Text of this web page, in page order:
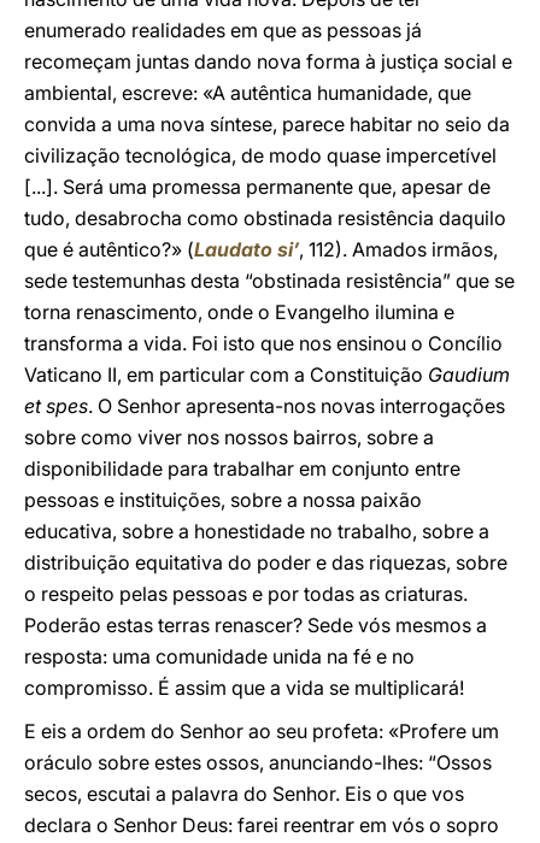
enumerado realidades em que as pessoas já
recomeçam juntas dando nova forma à justiça social e
ambiental, escreve: «A autêntica humanidade, que
convida a uma nova síntese, parece habitar no seio da
civilização tecnológica, de modo quase impercetível
[...]. Será uma promessa permanente que, apesar de
tudo, desabrocha como obstinada resistência daquilo
que é autêntico?» (Laudato si’, 112). Amados irmãos,
sede testemunhas desta “obstinada resistência” que se
torna renascimento, onde o Evangelho ilumina e
transforma a vida. Foi isto que nos ensinou o Concílio
Vaticano II, em particular com a Constituição Gaudium
et spes. O Senhor apresenta-nos novas interrogações
sobre como viver nos nossos bairros, sobre a
disponibilidade para trabalhar em conjunto entre
pessoas e instituições, sobre a nossa paixão
educativa, sobre a honestidade no trabalho, sobre a
distribuição equitativa do poder e das riquezas, sobre
o respeito pelas pessoas e por todas as criaturas.
Poderão estas terras renascer? Sede vós mesmos a
resposta: uma comunidade unida na fé e no
compromisso. É assim que a vida se multiplicará!
E eis a ordem do Senhor ao seu profeta: «Profere um
oráculo sobre estes ossos, anunciando-lhes: “Ossos
secos, escutai a palavra do Senhor. Eis o que vos
declara o Senhor Deus: farei reentrar em vós o sopro